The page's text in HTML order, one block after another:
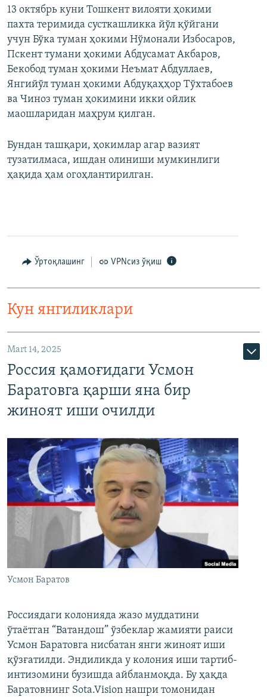
13 октябрь куни Тошкент вилояти ҳокими
пахта теримида сусткашликка йўл қўйгани
учун Бўка туман ҳокими Нўмонали Избосаров,
Пскент тумани ҳокими Абдусамат Акбаров,
Бекобод туман ҳокими Неъмат Абдуллаев,
Янгийўл туман ҳокими Абдуқаҳҳор Тўхтабоев
ва Чиноз туман ҳокимини икки ойлик
маошларидан маҳрум қилган.
Бундан ташқари, ҳокимлар агар вазият
тузатилмаса, ишдан олиниши мумкинлиги
ҳақида ҳам огоҳлантирилган.
Ўртоқлашинг VPNсиз ўқиш
Кун янгиликлари
Mart 14, 2025
Россия қамоғидаги Усмон
Баратовга қарши яна бир
жиноят иши очилди
Усмон Баратов
Россиядаги колонияда жазо муддатини
ўтаётган “Ватандош” ўзбеклар жамияти раиси
Усмон Баратовга нисбатан янги жиноят иши
қўзғатилди. Эндиликда у колония иши тартиб-
интизомини бузишда айбланмоқда. Бу ҳақда
Баратовнинг Sota.Vision нашри томонидан